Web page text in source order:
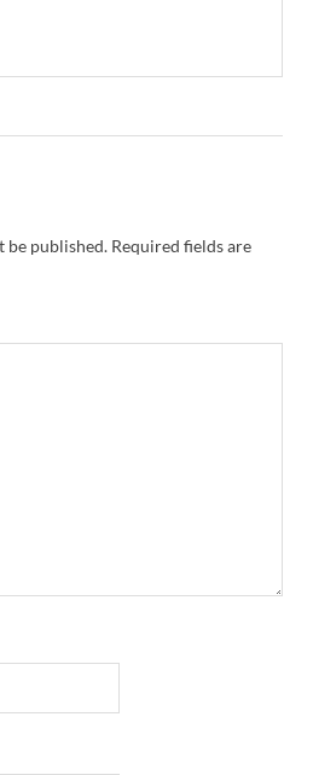
be published. Required fields are